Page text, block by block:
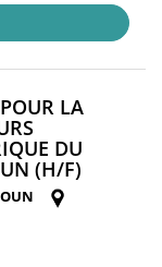
LA
DU
(H/F)